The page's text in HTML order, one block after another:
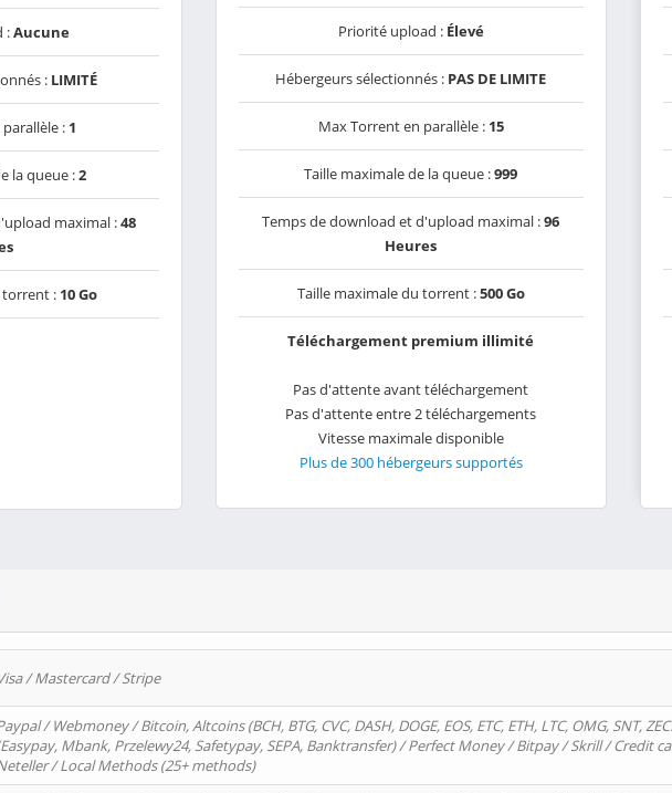
:Aucune
: LIMITÉ
: 1
la queue :2
maximal :48
torrent : 10 Go
Priorité upload : Élevé
Hébergeurs sélectionnés : PAS DE LIMITE
Max Torrent en parallèle : 15
Taille maximale de la queue :999
Temps de download et d'upload maximal :96
Heures
Taille maximale du torrent :500 Go
Téléchargement premium illimité
Pas d'attente avant téléchargement
Pas d'attente entre 2 téléchargements
Vitesse maximale disponible
Plus de 300 hébergeurs supportés
/ Mastercard / Stripe
/ Webmoney / Bitcoin, Altcoins (BCH, BTG, CVC, DASH, DOGE, EOS, ETC, ETH, LTC, OMG, SNT,
Mbank, Przelewy24, Safetypay, SEPA, Banktransfer) / Perfect Money / Bitpay / Skrill / Credit
/ Local Methods (25+ methods)